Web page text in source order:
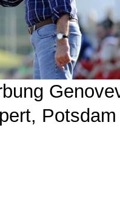
Potsdam